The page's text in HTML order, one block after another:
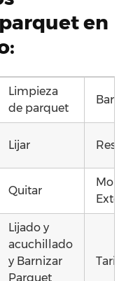
en
Limpieza
de parquet
Lijar
Quitar
Lijado y
acuchillado
y Barnizar
Parquet